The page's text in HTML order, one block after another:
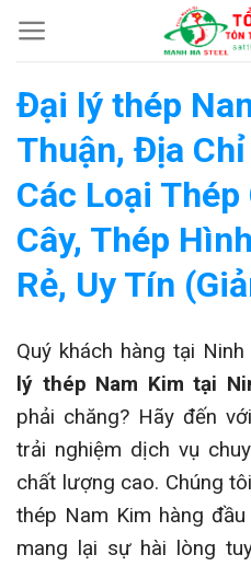
Chuyển
đến
dung
Đại lý thép
Thuận, Địa
Các Loại Thép
Cây, Thép
Rẻ, Uy Tín
Quý khách hàng tại
lý thép Nam Kim tại
phải chăng? Hãy đến
trải nghiệm dịch vụ
chất lượng cao. Chúng
thép Nam Kim hàng
mang lại sự hài lòng